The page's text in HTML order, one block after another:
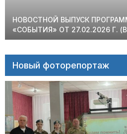
НОВОСТНОЙ ВЫПУСК
«СОБЫТИЯ» ОТ 27.02.2026 Г.
Новый фоторепортаж